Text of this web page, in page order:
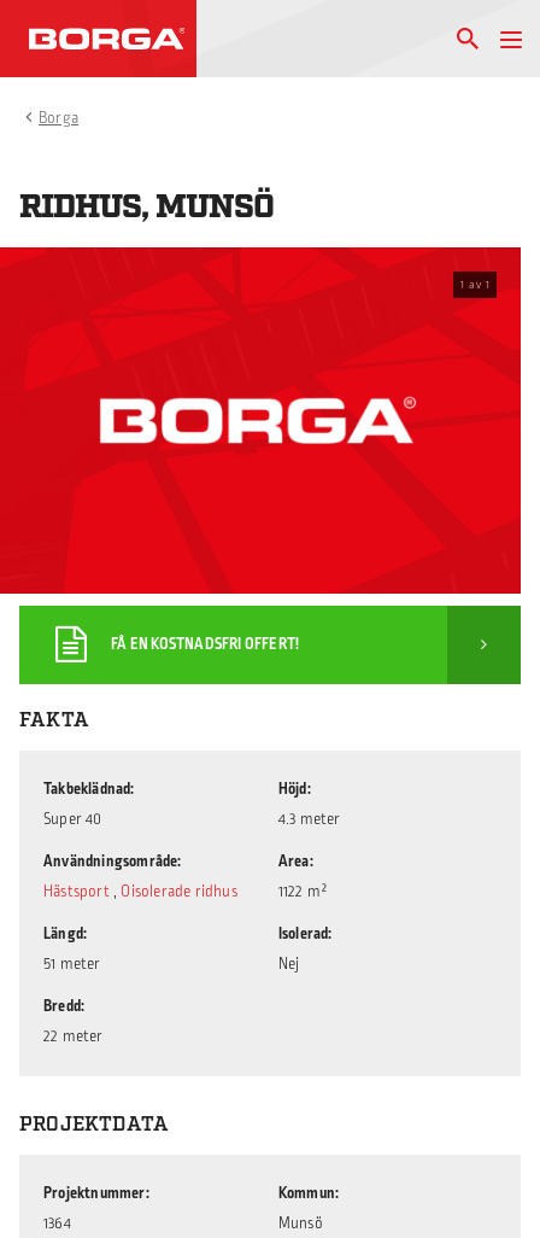
Borga
RIDHUS, MUNSÖ
1 av 1
FÅ EN KOSTNADSFRI OFFERT!
FAKTA
Takbeklädnad
Super 40
Användningsområde
Hästsport , Oisolerade ridhus
Längd
51 meter
Bredd
22 meter
Höjd
4.3 meter
Area
1122 m²
Isolerad
Nej
PROJEKTDATA
Projektnummer
1364
Kommun
Munsö